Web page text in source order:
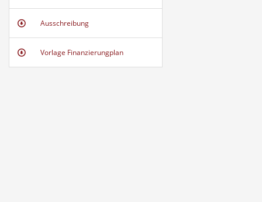
Ausschreibung
Vorlage Finanzierungplan